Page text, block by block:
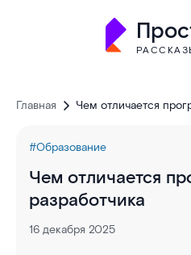
Главная Чем отличается
#Образование
Чем отличается
разработчика
16 декабря 2025